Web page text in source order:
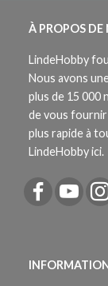
À PROPOS DE
LindeHobby
Nous avons
plus de 15 000
de vous fournir
plus rapide à
LindeHobby ici.